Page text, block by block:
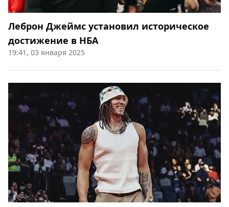
Леброн Джеймс установил историческое
достижение в НБА
19:41, 03 января 2025